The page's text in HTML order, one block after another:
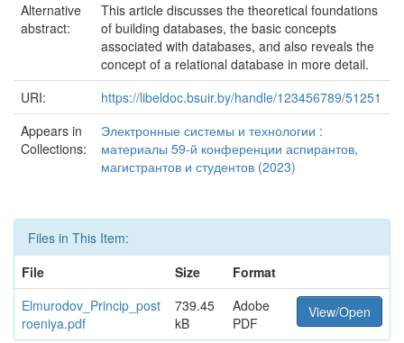
Alternative
abstract:
This article discusses the theoretical foundations
of building databases, the basic concepts
associated with databases, and also reveals the
concept of a relational database in more detail.
URI:
https://libeldoc.bsuir.by/handle/123456789/51251
Appears in
Collections:
Электронные системы и технологии :
материалы 59-й конференции аспирантов,
магистрантов и студентов (2023)
Files in This Item:
File
Size
Format
Elmurodov_Princip_post
roeniya.pdf
739.45
kB
Adobe
PDF
View/Open